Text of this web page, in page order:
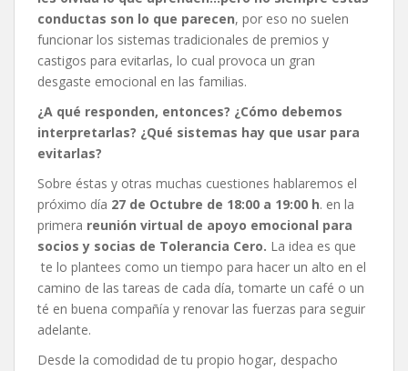
conductas son lo que parecen, por eso no suelen
funcionar los sistemas tradicionales de premios y
castigos para evitarlas, lo cual provoca un gran
desgaste emocional en las familias.
¿A qué responden, entonces? ¿Cómo debemos
interpretarlas? ¿Qué sistemas hay que usar para
evitarlas?
Sobre éstas y otras muchas cuestiones hablaremos el
próximo día 27 de Octubre de 18:00 a 19:00 h. en la
primera reunión virtual de apoyo emocional para
socios y socias de Tolerancia Cero. La idea es que
te lo plantees como un tiempo para hacer un alto en el
camino de las tareas de cada día, tomarte un café o un
té en buena compañía y renovar las fuerzas para seguir
adelante.
Desde la comodidad de tu propio hogar, despacho